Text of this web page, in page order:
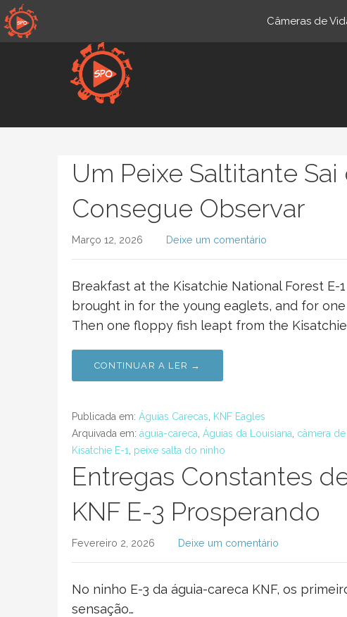
Aceder
diretamente
ao
Um Peixe Saltitante
Consegue Observar
Março 12, 2026 Deixe um comentário
Breakfast at the Kisatchie National Forest
brought in for the young eaglets, and for
Then one floppy fish leapt from the
CONTINUAR A LER →
Publicada em: Águias Carecas
KNF Eagles
Arquivada em: águia-careca Águias da Louisiana câmera
Kisatchie E-1
peixe salta do ninho
Entregas Constantes
KNF E-3 Prosperando
Fevereiro 2, 2026 Deixe um comentário
No ninho E-3 da águia-careca KNF, os
sensação…
Câmeras de